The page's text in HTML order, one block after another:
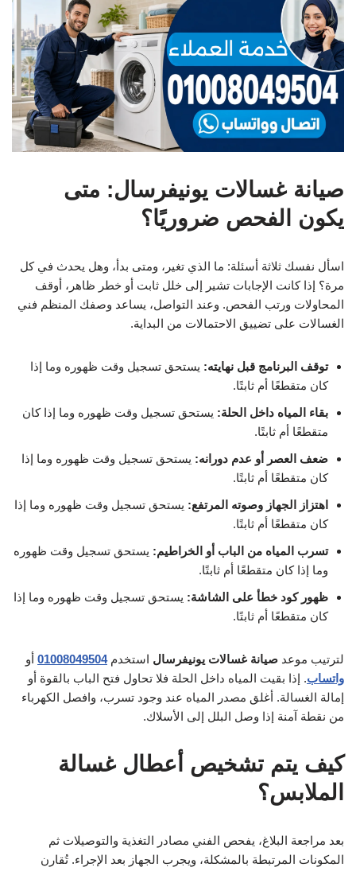
صيانة غسالات يونيفرسال: متى
يكون الفحص ضروريًا؟
اسأل نفسك ثلاثة أسئلة: ما الذي تغير، ومتى بدأ، وهل يحدث في كل
مرة؟ إذا كانت الإجابات تشير إلى خلل ثابت أو خطر ظاهر، أوقف
المحاولات ورتب الفحص. وعند التواصل، يساعد وصفك المنظم فني
الغسالات على تضييق الاحتمالات من البداية.
توقف البرنامج قبل نهايته: يستحق تسجيل وقت ظهوره وما إذا
كان متقطعًا أم ثابتًا.
بقاء المياه داخل الحلة: يستحق تسجيل وقت ظهوره وما إذا كان
متقطعًا أم ثابتًا.
ضعف العصر أو عدم دورانه: يستحق تسجيل وقت ظهوره وما إذا
كان متقطعًا أم ثابتًا.
اهتزاز الجهاز وصوته المرتفع: يستحق تسجيل وقت ظهوره وما إذا
كان متقطعًا أم ثابتًا.
تسرب المياه من الباب أو الخراطيم: يستحق تسجيل وقت ظهوره
وما إذا كان متقطعًا أم ثابتًا.
ظهور كود خطأ على الشاشة: يستحق تسجيل وقت ظهوره وما إذا
كان متقطعًا أم ثابتًا.
لترتيب موعد صيانة غسالات يونيفرسال استخدم01008049504 أو
واتساب. إذا بقيت المياه داخل الحلة فلا تحاول فتح الباب بالقوة أو
إمالة الغسالة. أغلق مصدر المياه عند وجود تسرب، وافصل الكهرباء
من نقطة آمنة إذا وصل البلل إلى الأسلاك.
كيف يتم تشخيص أعطال غسالة
الملابس؟
بعد مراجعة البلاغ، يفحص الفني مصادر التغذية والتوصيلات ثم
المكونات المرتبطة بالمشكلة، ويجرب الجهاز بعد الإجراء. تُقارن